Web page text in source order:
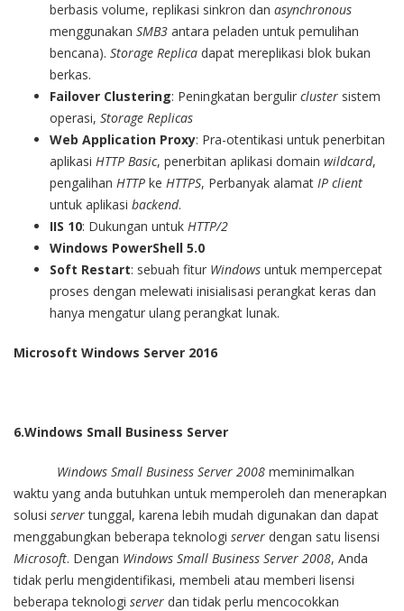
berbasis volume, replikasi sinkron dan asynchronous
menggunakan SMB3 antara peladen untuk pemulihan
bencana). Storage Replica dapat mereplikasi blok bukan
berkas.
Failover Clustering: Peningkatan bergulir cluster sistem
operasi, Storage Replicas
Web Application Proxy: Pra-otentikasi untuk penerbitan
aplikasi HTTP Basic, penerbitan aplikasi domain wildcard,
pengalihan HTTP ke HTTPS, Perbanyak alamat IP client
untuk aplikasi backend.
IIS 10: Dukungan untuk HTTP/2
Windows PowerShell 5.0
Soft Restart: sebuah fitur Windows untuk mempercepat
proses dengan melewati inisialisasi perangkat keras dan
hanya mengatur ulang perangkat lunak.
Microsoft Windows Server 2016
6.Windows Small Business Server
Windows Small Business Server 2008 meminimalkan
waktu yang anda butuhkan untuk memperoleh dan menerapkan
solusi servertunggal, karena lebih mudah digunakan dan dapat
menggabungkan beberapa teknologi server dengan satu lisensi
Microsoft. Dengan Windows Small Business Server 2008, Anda
tidak perlu mengidentifikasi, membeli atau memberi lisensi
beberapa teknologi server dan tidak perlu mencocokkan